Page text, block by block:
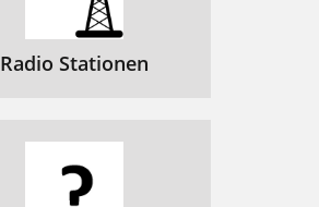
Radio Stationen